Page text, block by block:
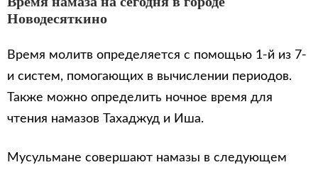
Новодесяткино
Время молитв определяется с помощью 1-й из 7-
и систем, помогающих в вычислении периодов.
Также можно определить ночное время для
чтения намазов Тахаджуд и Иша.
Мусульмане совершают намазы в следующем